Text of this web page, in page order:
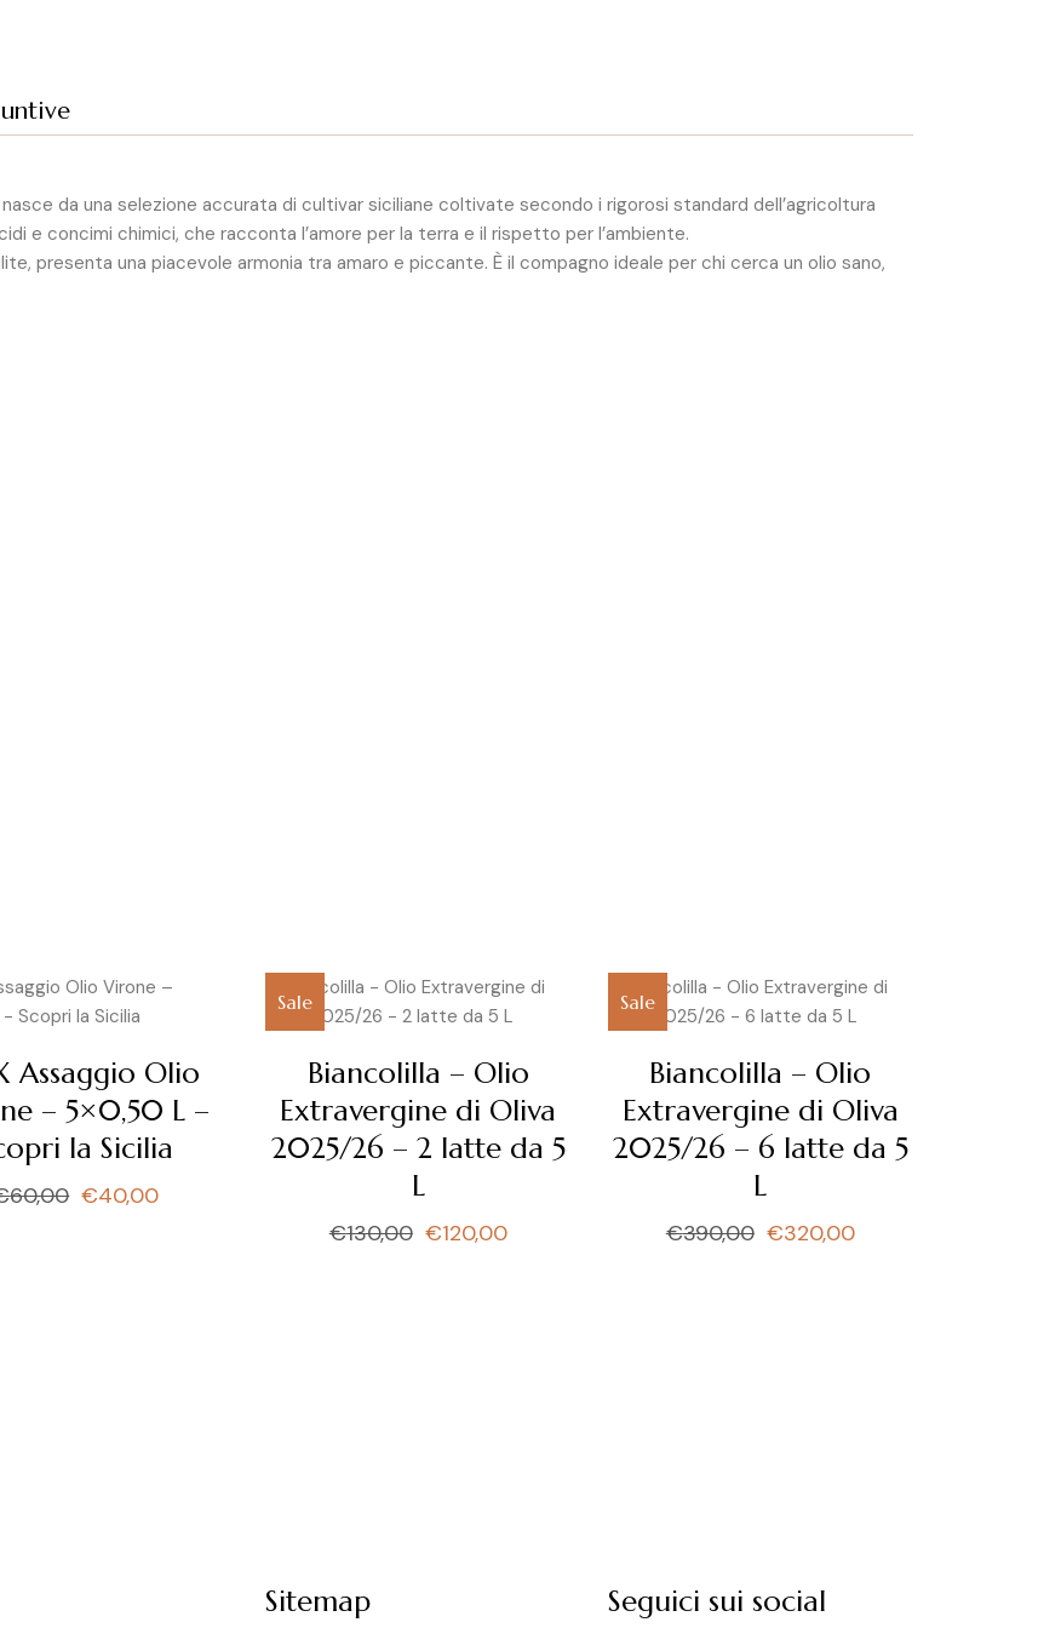
da una selezione accurata di cultivar siciliane coltivate secondo i rigorosi standard dell’agricoltura
e concimi chimici, che racconta l’amore per la terra e il rispetto per l’ambiente.
presenta una piacevole armonia tra amaro e piccante. È il compagno ideale per chi cerca un olio sano,
Assaggio Olio
– 5×0,50 L –
la Sicilia
60,00 Il€40,00
Il
Sale
Biancolilla – Olio
Extravergine di Oliva
2025/26 – 2 latte da 5
L
€130,00 Il€120,00
Il
Sale
Biancolilla – Olio
Extravergine di Oliva
2025/26 – 6 latte da 5
L
€390,00 Il€320,00
Il
Sitemap Seguici sui social